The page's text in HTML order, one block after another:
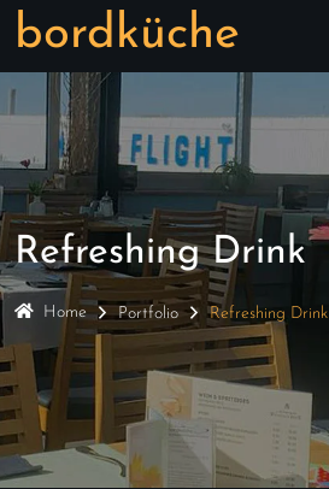
bordküche
Refreshing Drink
Home Portfolio Refreshing Drink